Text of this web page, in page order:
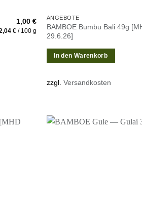
1,00€
€ / 100 g
ANGEBOTE
BAMBOE Bumbu Bali 49g
29.6.26]
In den Warenkorb
zzgl. Versandkosten